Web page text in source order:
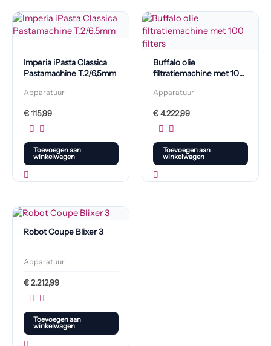
Imperia iPasta Classica
Pastamachine T.2/6,5mm
Apparatuur
€115,99
Toevoegen aan
winkelwagen
Buffalo olie
filtratiemachine met 100
Apparatuur
€4.222,99
Toevoegen aan
winkelwagen
Robot Coupe Blixer 3
Apparatuur
€2.212,99
Toevoegen aan
winkelwagen